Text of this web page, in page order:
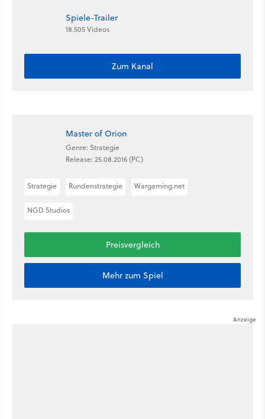
Spiele-Trailer
18.505 Videos
Zum Kanal
Master of Orion
Genre: Strategie
Release: 25.08.2016 (PC)
Strategie Rundenstrategie Wargaming.net
NGD Studios
Preisvergleich
Mehr zum Spiel